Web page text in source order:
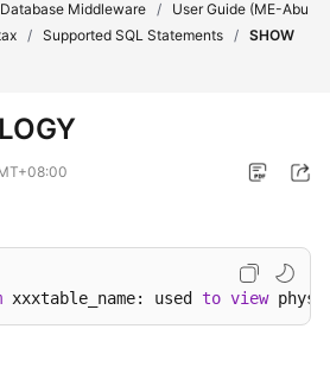
Middleware /
User Guide (ME-Abu
/ Supported SQL Statements / SHOW
xxxtable_name: used to view